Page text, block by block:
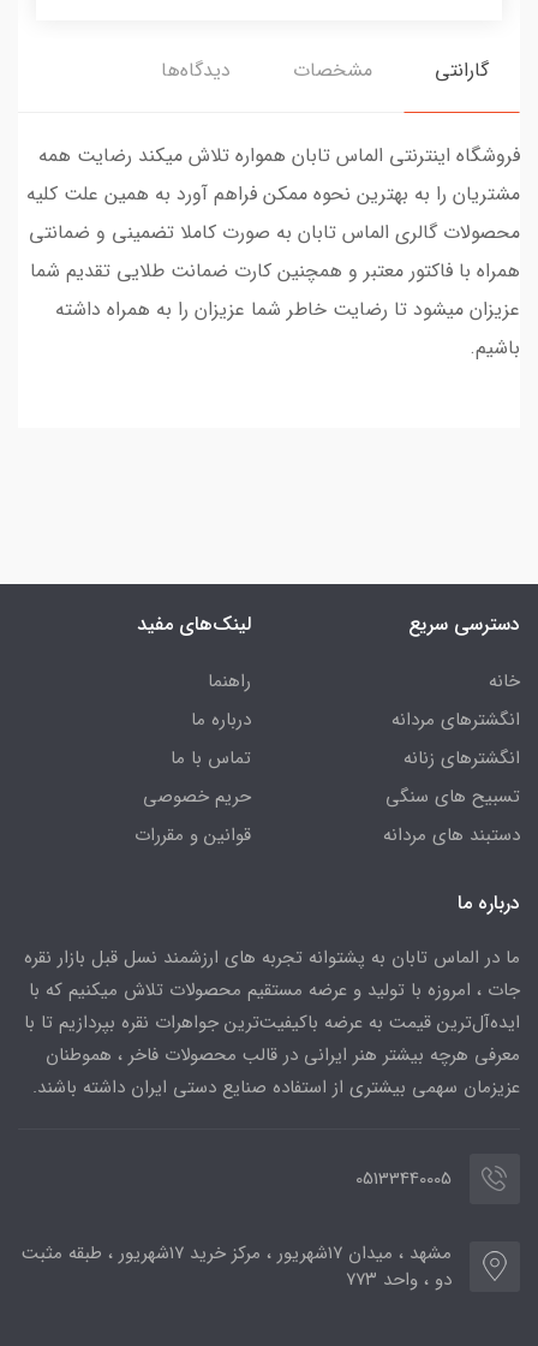
گارانتی مشخصات دیدگاه‌ها
فروشگاه اینترنتی الماس تابان همواره تلاش میکند رضایت همه
مشتریان را به بهترین نحوه ممکن فراهم آورد به همین علت کلیه
محصولات گالری الماس تابان به صورت کاملا تضمینی و ضمانتی
همراه با فاکتور معتبر و همچنین کارت ضمانت طلایی تقدیم شما
عزیزان میشود تا رضایت خاطر شما عزیزان را به همراه داشته
باشیم.
دسترسی سریع
خانه
انگشترهای مردانه
انگشترهای زنانه
تسبیح های سنگی
دستبند های مردانه
لینک‌های مفید
راهنما
درباره ما
تماس با ما
حریم خصوصی
قوانین و مقررات
درباره ما
ما در الماس تابان به پشتوانه تجربه های ارزشمند نسل قبل بازار نقره
جات ، امروزه با تولید و عرضه مستقیم محصولات تلاش میکنیم که با
ایده‌آل‌ترین قیمت به عرضه باکیفیت‌ترین جواهرات نقره بپردازیم تا با
معرفی هرچه بیشتر هنر ایرانی در قالب محصولات فاخر ، هموطنان
عزیزمان سهمی بیشتری از استفاده صنایع دستی ایران داشته باشند.
05133440005
مشهد ، میدان ۱۷شهریور ، مرکز خرید ۱۷شهریور ، طبقه مثبت
دو ، واحد ۷۷۳